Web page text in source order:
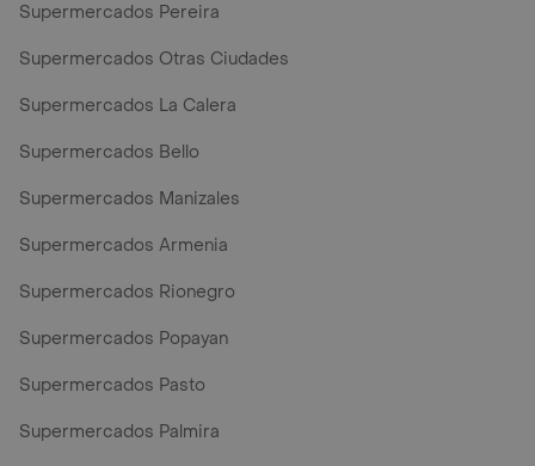
Supermercados Pereira
Supermercados Otras Ciudades
Supermercados La Calera
Supermercados Bello
Supermercados Manizales
Supermercados Armenia
Supermercados Rionegro
Supermercados Popayan
Supermercados Pasto
Supermercados Palmira